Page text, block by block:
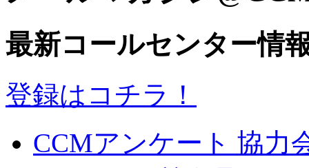
最新コールセンター情
登録はコチラ！
CCMアンケート 協力